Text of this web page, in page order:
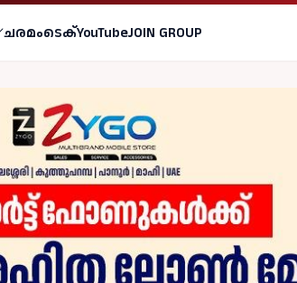
ചരമംടെക്YouTubeJOIN GROUP